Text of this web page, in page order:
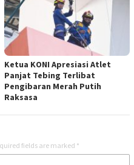
Ketua KONI Apresiasi Atlet
Panjat Tebing Terlibat
Pengibaran Merah Putih
Raksasa
fields are marked *